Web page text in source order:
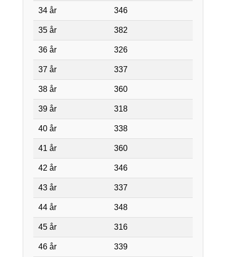
34 år 346
35 år 382
36 år 326
37 år 337
38 år 360
39 år 318
40 år 338
41 år 360
42 år 346
43 år 337
44 år 348
45 år 316
46 år 339